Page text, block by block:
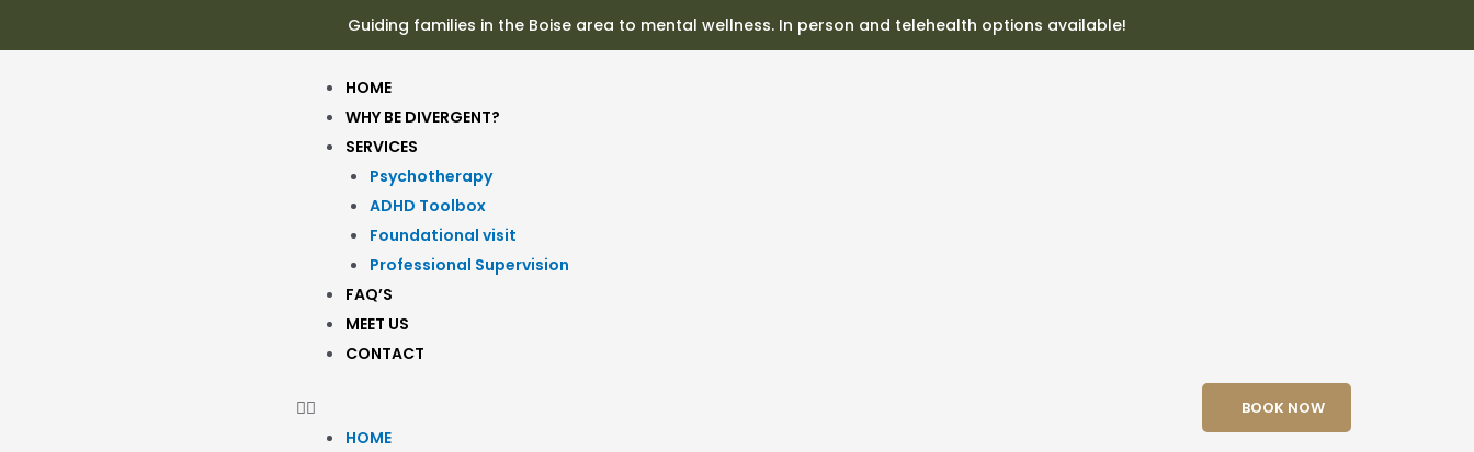
Guiding families in the Boise area to mental wellness. In person and telehealth options available!
HOME
WHY BE DIVERGENT?
SERVICES
Psychotherapy
ADHD Toolbox
Foundational visit
Professional Supervision
FAQ’S
MEET US
CONTACT
HOME
BOOK NOW